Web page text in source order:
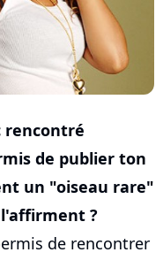
rencontré
de publier ton
un "oiseau rare"
?
de rencontrer